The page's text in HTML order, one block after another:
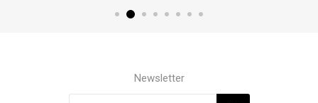
Newsletter